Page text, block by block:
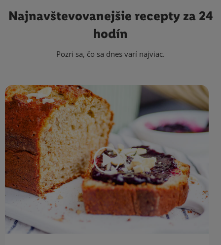
Najnavštevovanejšie recepty za 24
hodín
Pozri sa, čo sa dnes varí najviac.